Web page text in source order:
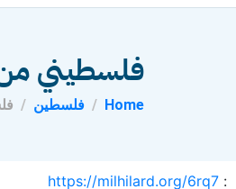
فلسطيني من
Home فلسطين
:
https://milhilard.org/6rq7